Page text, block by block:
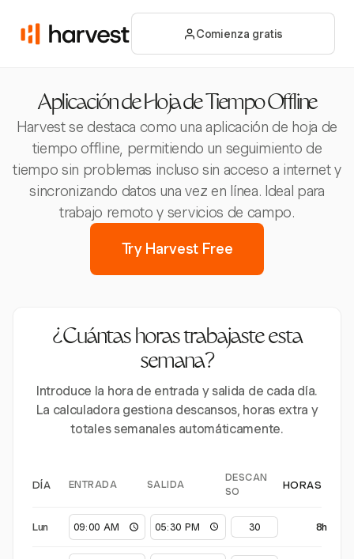
Comienza gratis
Aplicación de Hoja de Tiempo Offline
Harvest se destaca como una aplicación de hoja de
tiempo offline, permitiendo un seguimiento de
tiempo sin problemas incluso sin acceso a internet y
sincronizando datos una vez en línea. Ideal para
trabajo remoto y servicios de campo.
Try Harvest Free
¿Cuántas horas trabajaste esta
semana?
Introduce la hora de entrada y salida de cada día.
La calculadora gestiona descansos, horas extra y
totales semanales automáticamente.
DÍA ENTRADA SALIDA
DESCAN
SO
HORAS
Lun 8h